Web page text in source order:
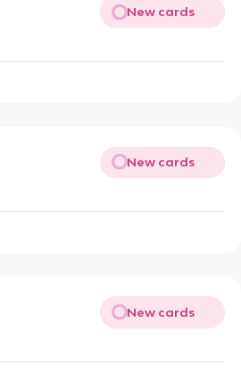
New cards
New cards
New cards